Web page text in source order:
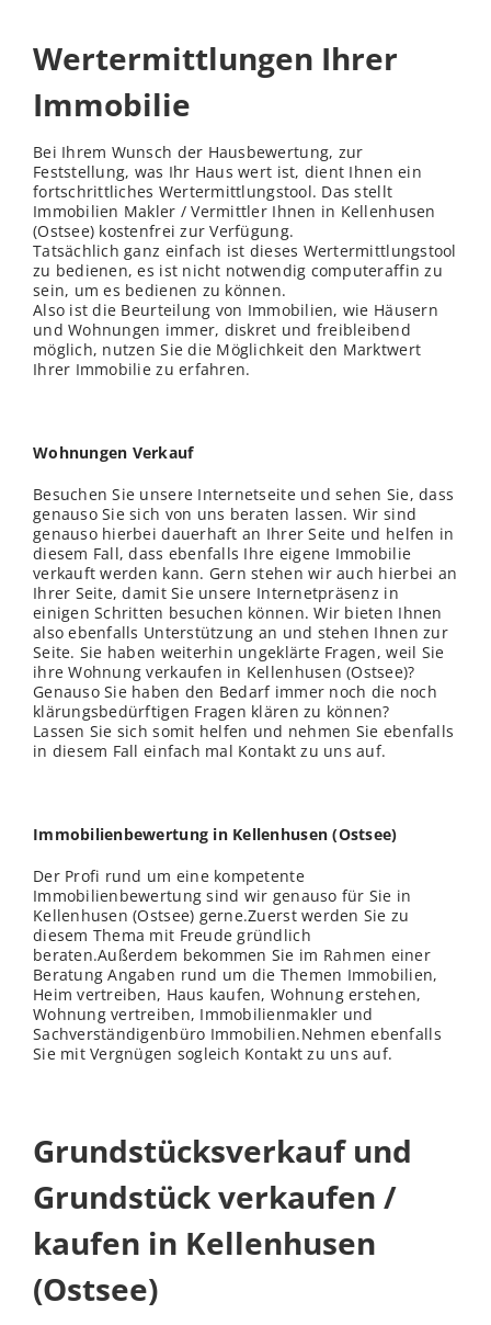
Wertermittlungen Ihrer
Immobilie
Bei Ihrem Wunsch der Hausbewertung, zur
Feststellung, was Ihr Haus wert ist, dient Ihnen ein
fortschrittliches Wertermittlungstool. Das stellt
Immobilien Makler / Vermittler Ihnen in Kellenhusen
(Ostsee) kostenfrei zur Verfügung.
Tatsächlich ganz einfach ist dieses Wertermittlungstool
zu bedienen, es ist nicht notwendig computeraffin zu
sein, um es bedienen zu können.
Also ist die Beurteilung von Immobilien, wie Häusern
und Wohnungen immer, diskret und freibleibend
möglich, nutzen Sie die Möglichkeit den Marktwert
Ihrer Immobilie zu erfahren.
Wohnungen Verkauf
Besuchen Sie unsere Internetseite und sehen Sie, dass
genauso Sie sich von uns beraten lassen. Wir sind
genauso hierbei dauerhaft an Ihrer Seite und helfen in
diesem Fall, dass ebenfalls Ihre eigene Immobilie
verkauft werden kann. Gern stehen wir auch hierbei an
Ihrer Seite, damit Sie unsere Internetpräsenz in
einigen Schritten besuchen können. Wir bieten Ihnen
also ebenfalls Unterstützung an und stehen Ihnen zur
Seite. Sie haben weiterhin ungeklärte Fragen, weil Sie
ihre Wohnung verkaufen in Kellenhusen (Ostsee)?
Genauso Sie haben den Bedarf immer noch die noch
klärungsbedürftigen Fragen klären zu können?
Lassen Sie sich somit helfen und nehmen Sie ebenfalls
in diesem Fall einfach mal Kontakt zu uns auf.
Immobilienbewertung in Kellenhusen (Ostsee)
Der Profi rund um eine kompetente
Immobilienbewertung sind wir genauso für Sie in
Kellenhusen (Ostsee) gerne.Zuerst werden Sie zu
diesem Thema mit Freude gründlich
beraten.Außerdem bekommen Sie im Rahmen einer
Beratung Angaben rund um die Themen Immobilien,
Heim vertreiben, Haus kaufen, Wohnung erstehen,
Wohnung vertreiben, Immobilienmakler und
Sachverständigenbüro Immobilien.Nehmen ebenfalls
Sie mit Vergnügen sogleich Kontakt zu uns auf.
Grundstücksverkauf und
Grundstück verkaufen /
kaufen in Kellenhusen
(Ostsee)